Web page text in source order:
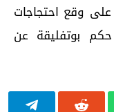
على وقع احتجاجات
بوتفليقة عن